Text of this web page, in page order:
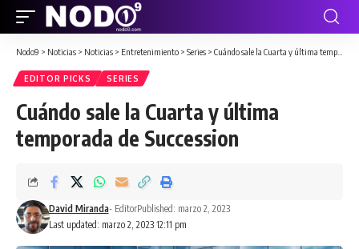
Nodo9 > Noticias > Noticias > Entretenimiento > Series > Cuándo sale la Cuarta y última temporada de Succession
EDITOR PICKS SERIES
Cuándo sale la Cuarta y última
temporada de Succession
Last updated: marzo 2, 2023 12:11 pm
David Miranda- EditorPublished: marzo 2, 2023